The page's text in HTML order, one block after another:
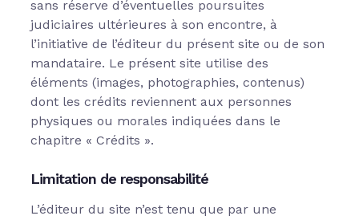
sans réserve d’éventuelles poursuites
judiciaires ultérieures à son encontre, à
l’initiative de l’éditeur du présent site ou de son
mandataire. Le présent site utilise des
éléments (images, photographies, contenus)
dont les crédits reviennent aux personnes
physiques ou morales indiquées dans le
chapitre « Crédits ».
Limitation de responsabilité
L’éditeur du site n’est tenu que par une